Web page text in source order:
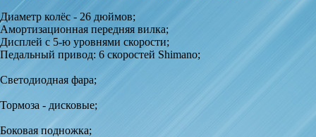
Диаметр колёс - 26 дюймов;
Амортизационная передняя вилка;
Дисплей с 5-ю уровнями скорости;
Педальный привод: 6 скоростей Shimano;
Светодиодная фара;
Тормоза - дисковые;
Боковая подножка;